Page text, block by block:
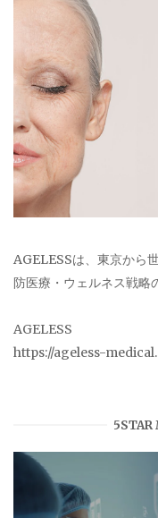
AGELESSは、東京から
防医療・ウェルネス戦略
AGELESS
https://ageless-
5STAR